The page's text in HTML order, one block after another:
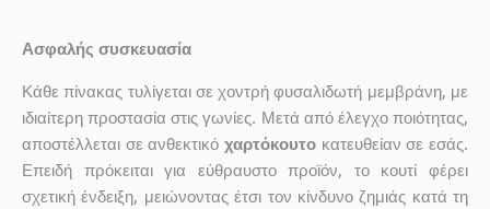
Ασφαλής συσκευασία
Κάθε πίνακας τυλίγεται σε χοντρή φυσαλιδωτή μεμβράνη, με
ιδιαίτερη προστασία στις γωνίες. Μετά από έλεγχο ποιότητας,
αποστέλλεται σε ανθεκτικό χαρτόκουτο κατευθείαν σε εσάς.
Επειδή πρόκειται για εύθραυστο προϊόν, το κουτί φέρει
σχετική ένδειξη, μειώνοντας έτσι τον κίνδυνο ζημιάς κατά τη